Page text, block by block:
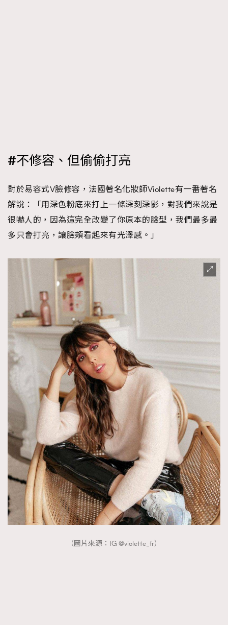
#不修容、但偷偷打亮
對於易容式V臉修容，法國著名化妝師Violette有一番著名
解說：「用深色粉底來打上一條深刻深影，對我們來說是
很嚇人的，因為這完全改變了你原本的臉型，我們最多最
多只會打亮，讓臉頰看起來有光澤感。」
（圖片來源：IG @violette_fr）